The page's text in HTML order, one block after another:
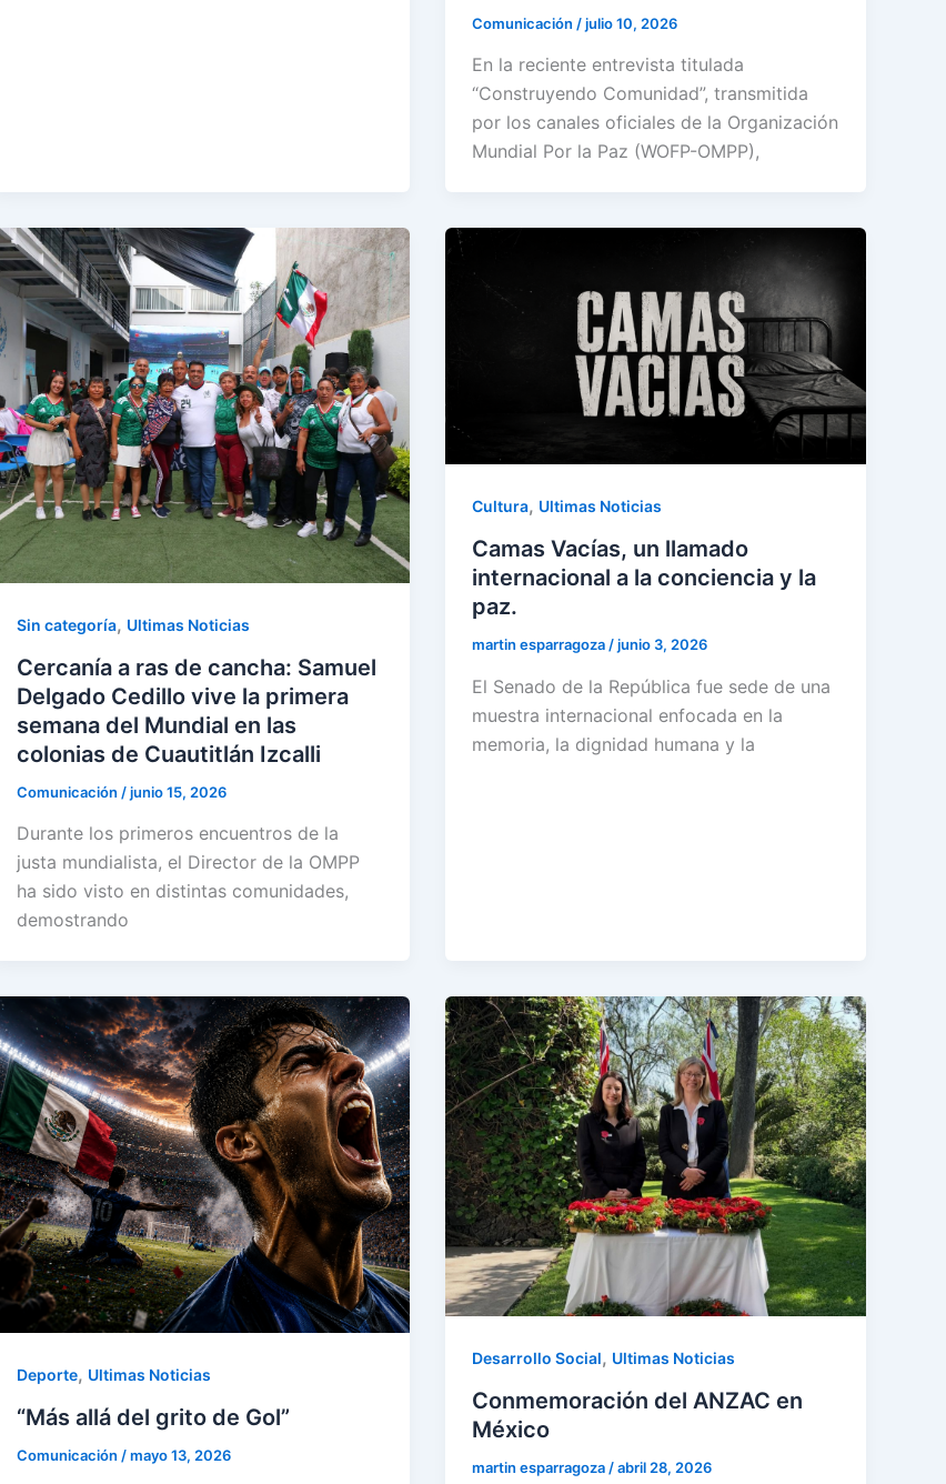
Comunicación /julio 10, 2026
En la reciente entrevista titulada
“Construyendo Comunidad”, transmitida
por los canales oficiales de la Organización
Mundial Por la Paz (WOFP-OMPP),
Sin categoría, Ultimas Noticias
Cercanía a ras de cancha: Samuel
Delgado Cedillo vive la primera
semana del Mundial en las
colonias de Cuautitlán Izcalli
Comunicación /junio 15, 2026
Durante los primeros encuentros de la
justa mundialista, el Director de la OMPP
ha sido visto en distintas comunidades,
demostrando
Cultura, Ultimas Noticias
Camas Vacías, un llamado
internacional a la conciencia y la
paz.
martin esparragoza /junio 3, 2026
El Senado de la República fue sede de una
muestra internacional enfocada en la
memoria, la dignidad humana y la
Deporte, Ultimas Noticias
“Más allá del grito de Gol”
Comunicación /mayo 13, 2026
Desarrollo Social, Ultimas Noticias
Conmemoración del ANZAC en
México
martin esparragoza /abril 28, 2026